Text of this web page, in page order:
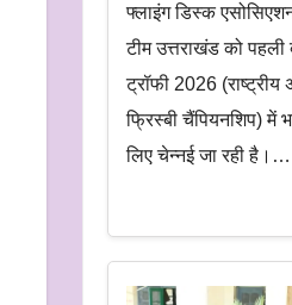
फ्लाइंग डिस्क
टीम उत्तराखंड को पहली
ट्रॉफी 2026 (राष्ट्रीय
फ्रिस्बी चैंपियनशिप) में
लिए चेन्नई जा रही है।…